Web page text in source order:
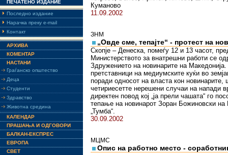
ПЕЧАТЕНО ИЗДАНИЕ
Последно издание
Нарачка преку e-mail
Контакт
АРХИВА
КОМЕНТАР
НАСТАНИ
Граѓанско општество
Деца
Студенти
Здравство
Животна средина
КАЛЕНДАР
ПРАШАЊА И ОДГОВОРИ
БАЛКАН-ЕКСПРЕС
ЕВРОПА
СВЕТ
Куманово
11.09.2002
ЗНМ
„Овде сме, тепајте“ - протест на
Скопје – Денеска, помеѓу 12 и 13 часот,
Министерството за внатрешни работи се
Здружението на новинарите на
претставници на медиумските куќи во
поради односот на власта кон новинарите,
четириесетте нерешени случаи на напади
директен повод кој „ја прели чашата“ го
тепање на новинарот Зоран Божиновски на
„Тумба“.
30.09.2002
МЦМС
Опис на работно место -